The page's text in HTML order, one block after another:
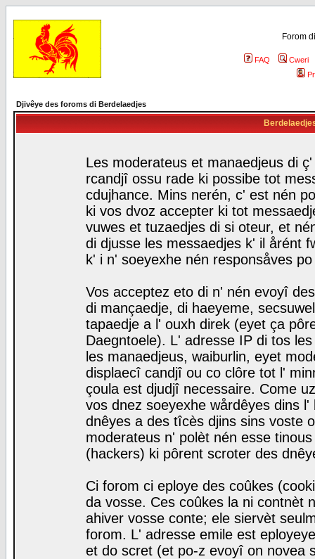
Forom
FAQ
Cweri
Djivêye des foroms di Berdelaedjes
Les moderateus et manaedjeus di
rcandjî ossu rade ki possibe tot
cdujhance. Mins nerén, c' est nén
ki vos dvoz accepter ki tot
vuwes et tuzaedjes di si oteur, et
di djusse les messaedjes k' il årént
k' i n' soeyexhe nén responsåves
Vos acceptez eto di n' nén evoyî
di mançaedje, di haeyeme,
tapaedje a l' ouxh direk (eyet ça
Daegntoele). L' adresse IP di tos
les manaedjeus, waiburlin, eyet
displaecî candjî ou co clôre tot l'
çoula est djudjî necessaire. Come
vos dnez soeyexhe wårdêyes dins
dnêyes a des tîcès djins sins voste
moderateus n' polèt nén esse
(hackers) ki pôrent scroter des
Ci forom ci eploye des coûkes
da vosse. Ces coûkes la ni contnèt
ahiver vosse conte; ele siervèt
forom. L' adresse emile est
et do scret (et po-z evoyî on novea